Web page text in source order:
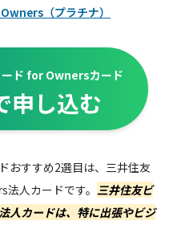
（プラチナ）
ード for Ownersカード
申し込む
おすすめ2選目は、三井住友
人カードです。 三井住友ビ
カードは、 特に出張やビジ